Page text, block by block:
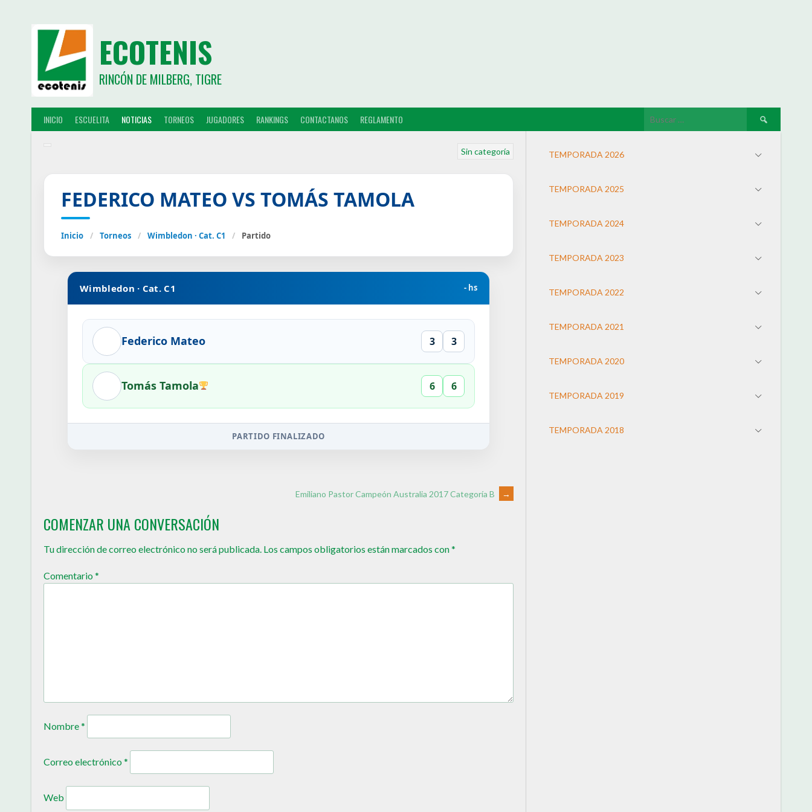
ECOTENIS
RINCÓN DE MILBERG, TIGRE
INICIO ESCUELITA NOTICIAS TORNEOS JUGADORES RANKINGS CONTACTANOS REGLAMENTO
Sin categoría
FEDERICO MATEO VS TOMÁS TAMOLA
Inicio / Torneos / Wimbledon · Cat. C1 / Partido
Wimbledon · Cat. C1 - hs
Federico Mateo 3 3
Tomás Tamola 6 6
PARTIDO FINALIZADO
Emiliano Pastor Campeón Australia 2017 Categoría B →
COMENZAR UNA CONVERSACIÓN
Tu dirección de correo electrónico no será publicada. Los campos obligatorios están marcados con*
Comentario*
Nombre*
Correo electrónico*
Web
TEMPORADA 2026
TEMPORADA 2025
TEMPORADA 2024
TEMPORADA 2023
TEMPORADA 2022
TEMPORADA 2021
TEMPORADA 2020
TEMPORADA 2019
TEMPORADA 2018